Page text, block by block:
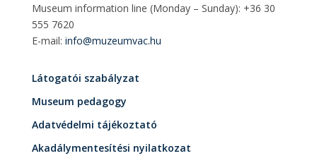
Museum information line (Monday – Sunday): +36 30
555 7620
E-mail: info@muzeumvac.hu
Látogatói szabályzat
Museum pedagogy
Adatvédelmi tájékoztató
Akadálymentesítési nyilatkozat